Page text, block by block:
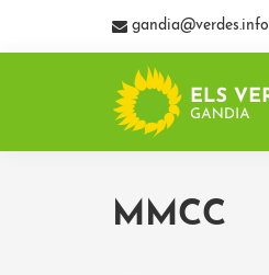
gandia@verdes.info
ELS
DE
GANDIA
Assemblea
MMCC